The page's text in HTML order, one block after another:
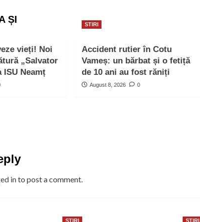
ȘI
vieți! Noi
„Salvator
ISU Neamț
STIRI
Accident rutier în Cotu
Vameș: un bărbat și o fetiță
de 10 ani au fost răniți
August 8, 2026 0
into post a comment.
STIRI STIRI